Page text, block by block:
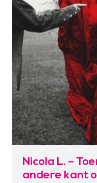
Nicola L. –
andere kant